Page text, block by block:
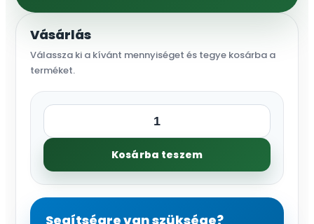
Vásárlás
Válassza ki a kívánt mennyiséget és tegye kosárba a
terméket.
1"
Összekötő
B-
mennyiség
Kosárba teszem
Segítségre van szüksége?